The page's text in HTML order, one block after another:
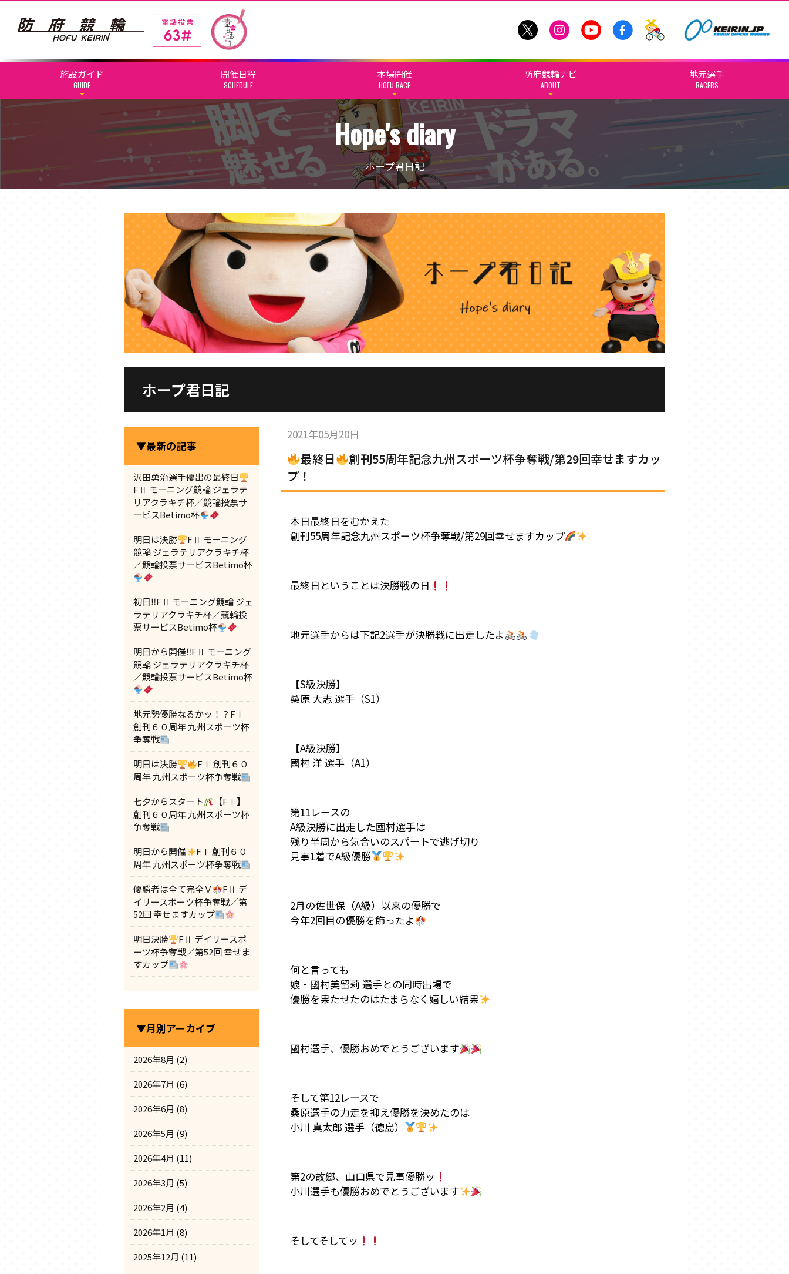
施設ガイド
GUIDE
開催日程
SCHEDULE
本場開催
HOFU RACE
防府競輪ナビ
ABOUT
地元選手
RACERS
Hope's diary
ホープ君日記
ホープ君日記
▼最新の記事
沢田勇治選手優出の最終日
FⅡ モーニング競輪 ジェラテ
リアクラキチ杯／競輪投票サ
ービスBetimo杯
明日は決勝
FⅡ モーニング
競輪 ジェラテリアクラキチ杯
／競輪投票サービスBetimo杯
初日‼FⅡ モーニング競輪 ジェ
ラテリアクラキチ杯／競輪投
票サービスBetimo杯
明日から開催‼FⅡ モーニング
競輪 ジェラテリアクラキチ杯
／競輪投票サービスBetimo杯
地元勢優勝なるかッ！？FⅠ
創刊６０周年 九州スポーツ杯
争奪戦
明日は決勝
FⅠ 創刊６０
周年 九州スポーツ杯争奪戦
七夕からスタート
【FⅠ】
創刊６０周年 九州スポーツ杯
争奪戦
明日から開催
FⅠ 創刊６０
周年 九州スポーツ杯争奪戦
優勝者は全て完全Ｖ
FⅡ デ
イリースポーツ杯争奪戦／第
52回 幸せますカップ
明日決勝
FⅡ デイリースポ
ーツ杯争奪戦／第52回 幸せま
すカップ
▼月別アーカイブ
2026年8月 (2)
2026年7月 (6)
2026年6月 (8)
2026年5月 (9)
2026年4月 (11)
2026年3月 (5)
2026年2月 (4)
2026年1月 (8)
2025年12月 (11)
2021年05月20日
最終日
創刊55周年記念九州スポーツ杯争奪戦/第29回幸せますカッ
プ！
本日最終日をむかえた
創刊55周年記念九州スポーツ杯争奪戦/第29回幸せますカップ
最終日ということは決勝戦の日
地元選手からは下記2選手が決勝戦に出走したよ
【S級決勝】
桑原 大志 選手（S1）
【A級決勝】
國村 洋 選手（A1）
第11レースの
A級決勝に出走した國村選手は
残り半周から気合いのスパートで逃げ切り
見事1着でA級優勝
2月の佐世保（A級）以来の優勝で
今年2回目の優勝を飾ったよ
何と言っても
娘・國村美留莉 選手との同時出場で
優勝を果たせたのはたまらなく嬉しい結果
國村選手、優勝おめでとうございます
そして第12レースで
桑原選手の力走を抑え優勝を決めたのは
小川 真太郎 選手（徳島）
第2の故郷、山口県で見事優勝ッ
小川選手も優勝おめでとうございます
そしてそしてッ